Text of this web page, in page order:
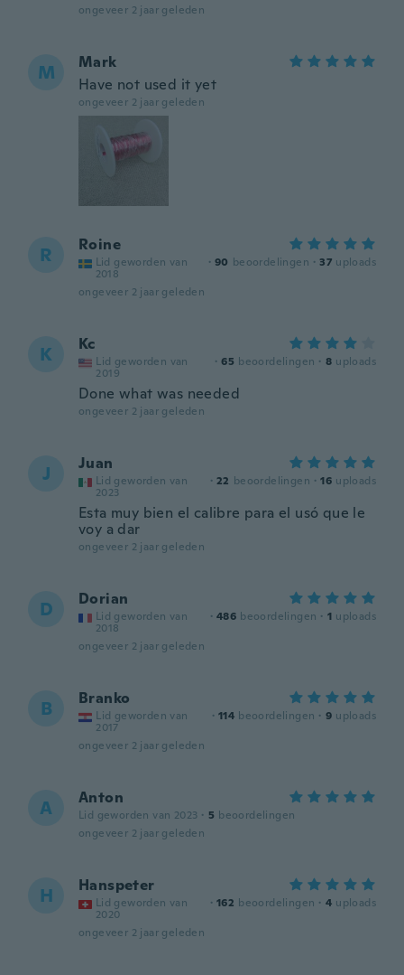
ongeveer 2 jaar geleden
M
Mark
Have not used it yet
ongeveer 2 jaar geleden
R Roine
Lid geworden van
2018
· 90 beoordelingen · 37 uploads
ongeveer 2 jaar geleden
K Kc
Lid geworden van
2019
· 65 beoordelingen · 8 uploads
Done what was needed
ongeveer 2 jaar geleden
J Juan
Lid geworden van
2023
· 22 beoordelingen · 16 uploads
Esta muy bien el calibre para el usó que le
voy a dar
ongeveer 2 jaar geleden
D Dorian
Lid geworden van
2018
· 486 beoordelingen · 1 uploads
ongeveer 2 jaar geleden
B Branko
Lid geworden van
2017
· 114 beoordelingen · 9 uploads
ongeveer 2 jaar geleden
A Anton
Lid geworden van 2023 · 5 beoordelingen
ongeveer 2 jaar geleden
H Hanspeter
Lid geworden van
2020
· 162 beoordelingen · 4 uploads
ongeveer 2 jaar geleden